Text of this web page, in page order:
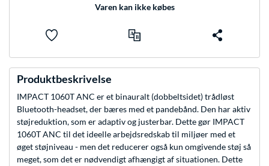
Varen kan ikke købes
Produktbeskrivelse
IMPACT 1060T ANC er et binauralt (dobbeltsidet) trådløst
Bluetooth-headset, der bæres med et pandebånd. Den har aktiv
støjreduktion, som er adaptiv og justerbar. Dette gør IMPACT
1060T ANC til det ideelle arbejdsredskab til miljøer med et
øget støjniveau - men det reducerer også kun omgivende støj så
meget, som det er nødvendigt afhængigt af situationen. Dette